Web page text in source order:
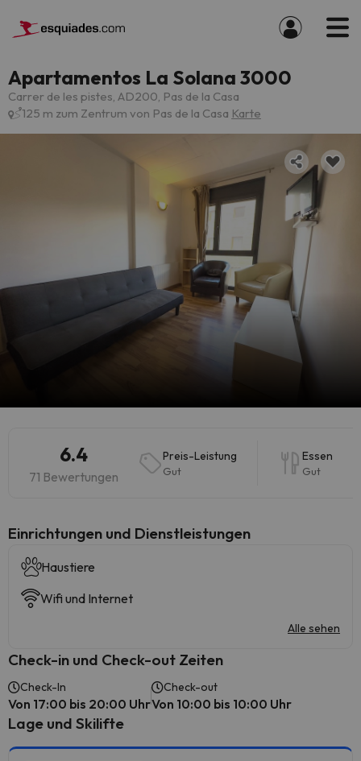
Apartamentos La Solana 3000
Carrer de les pistes, AD200, Pas de la Casa
125 m zum Zentrum von Pas de la Casa Karte
6.4
71 Bewertungen
Preis-Leistung
Gut
Essen
Gut
​Einrichtungen und Dienstleistungen
Haustiere
Wifi und Internet
Alle sehen
Check-in und Check-out Zeiten
Check-In
Von 17:00 bis 20:00 Uhr
Check-out
Von 10:00 bis 10:00 Uhr
Lage und Skilifte